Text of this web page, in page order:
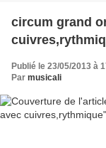
circum grand
Publié le 23/05/2013 à
Par musicali